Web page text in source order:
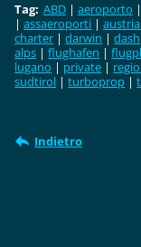
Tag: ABD | aeroporto |
| assaeroporti |
charter | darwin | dash
alps | flughafen |
lugano | private |
sudtirol | turboprop |
Indietro